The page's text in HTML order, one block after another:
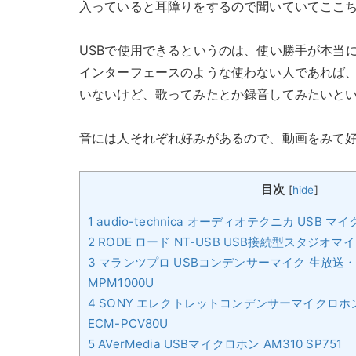
入っていると耳障りをするので聞いていてここ
USBで使用できるというのは、使い勝手が本当
インターフェースのような使わない人であれば
いないけど、歌ってみたとか録音してみたいと
音には人それぞれ好みがあるので、動画をみて
目次 [hide]
1 audio-technica オーディオテクニカ USB マイ
2 RODE ロード NT-USB USB接続型スタジオマ
3 マランツプロ USBコンデンサーマイク 生放送
MPM1000U
4 SONY エレクトレットコンデンサーマイクロ
ECM-PCV80U
5 AVerMedia USBマイクロホン AM310 SP751